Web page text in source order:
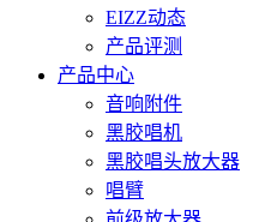
EIZZ动态
产品评测
产品中心
音响附件
黑胶唱机
黑胶唱头放大器
唱臂